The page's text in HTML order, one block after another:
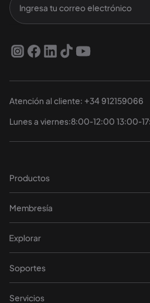
Atención al cliente: +34 912159066
Lunes a viernes:8:00-12:00 13:00-
Productos
Membresía
Explorar
Soportes
Servicios